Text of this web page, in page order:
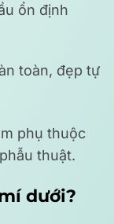
ổn định
toàn, đẹp tự
phụ thuộc
thuật.
dưới?